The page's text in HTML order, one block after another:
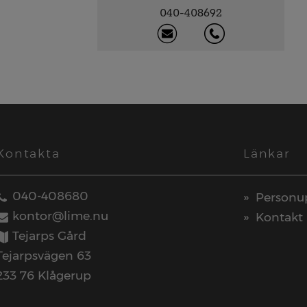
040-408692
040-408680
kontor@lime.nu
Tejarps Gård
63
76 Klågerup
Länkar
Kontakt